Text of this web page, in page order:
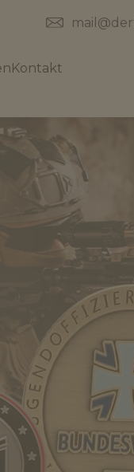
Kontakt